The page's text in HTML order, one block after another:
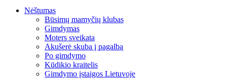
Nėštumas
Būsimų mamyčių klubas
Gimdymas
Moters sveikata
Akušerė skuba į pagalbą
Po gimdymo
Kūdikio kraitelis
Gimdymo įstaigos Lietuvoje